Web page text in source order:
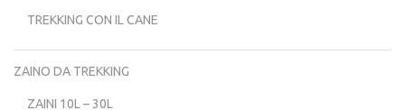
TREKKING CON IL CANE
ZAINO DA TREKKING
ZAINI 10L – 30L